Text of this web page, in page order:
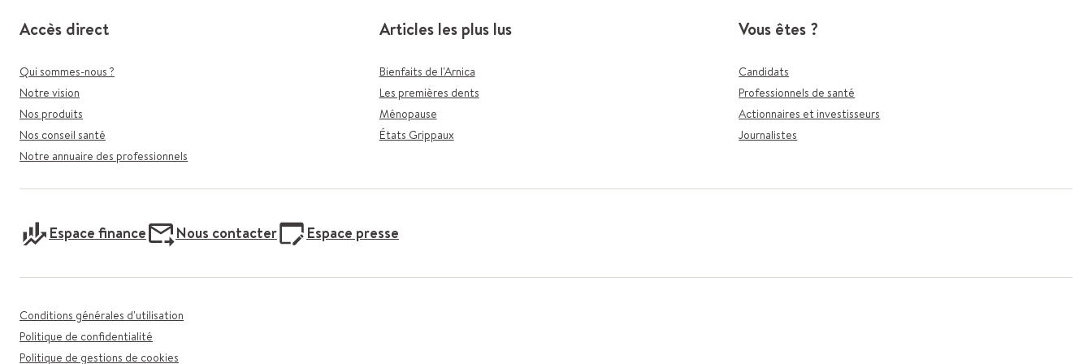
Accès direct
Qui sommes-nous ?
Notre vision
Nos produits
Nos conseil santé
Notre annuaire des professionnels
Articles les plus lus
Bienfaits de l'Arnica
Les premières dents
Ménopause
États Grippaux
Vous êtes ?
Candidats
Professionnels de santé
Actionnaires et investisseurs
Journalistes
Espace finance Nous contacter Espace presse
Conditions générales d'utilisation
Politique de confidentialité
Politique de gestions de cookies